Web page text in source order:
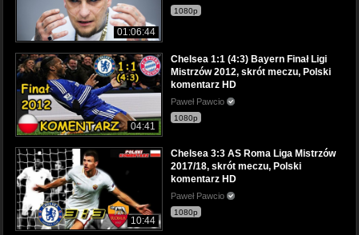
01:06:44
1080p
04:41
Chelsea 1:1 (4:3) Bayern Finał Ligi
Mistrzów 2012, skrót meczu, Polski
komentarz HD
Paweł Pawcio
1080p
10:44
Chelsea 3:3 AS Roma Liga Mistrzów
2017/18, skrót meczu, Polski
komentarz HD
Paweł Pawcio
1080p